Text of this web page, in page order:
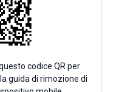
codice QR per
guida di rimozione di